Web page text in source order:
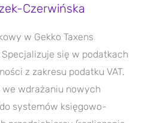
Czerwińska
w Gekko Taxens
się w podatkach
z zakresu podatku VAT.
wdrażaniu nowych
systemów księgowo-